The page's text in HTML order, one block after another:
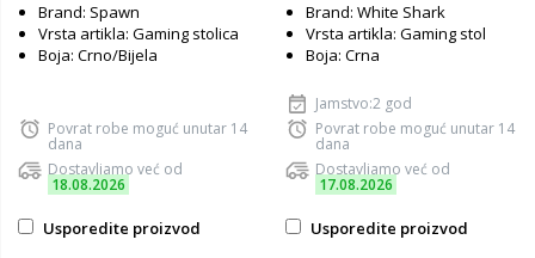
Brand: Spawn
Vrsta artikla: Gaming stolica
Boja: Crno/Bijela
Povrat robe moguć unutar 14
dana
Dostavljamo već od
18.08.2026
Usporedite proizvod
Brand: White Shark
Vrsta artikla: Gaming stol
Boja: Crna
Jamstvo:2 god
Povrat robe moguć unutar 14
dana
Dostavljamo već od
17.08.2026
Usporedite proizvod